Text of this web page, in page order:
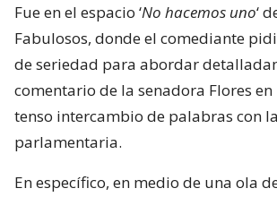
Fue en el espacio ‘No hacemos uno‘
Fabulosos, donde el comediante
de seriedad para abordar
comentario de la senadora Flores
tenso intercambio de palabras con
parlamentaria.
En específico, en medio de una ola